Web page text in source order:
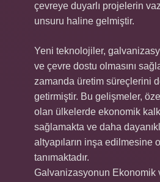
çevreye duyarlı projelerin
unsuru haline gelmiştir.
Yeni teknolojiler,
ve çevre dostu olmasını
zamanda üretim süreçlerini
getirmiştir. Bu gelişmeler,
olan ülkelerde ekonomik
sağlamakta ve daha
altyapıların inşa edilmesine
tanımaktadır.
Galvanizasyonun Ekonomik